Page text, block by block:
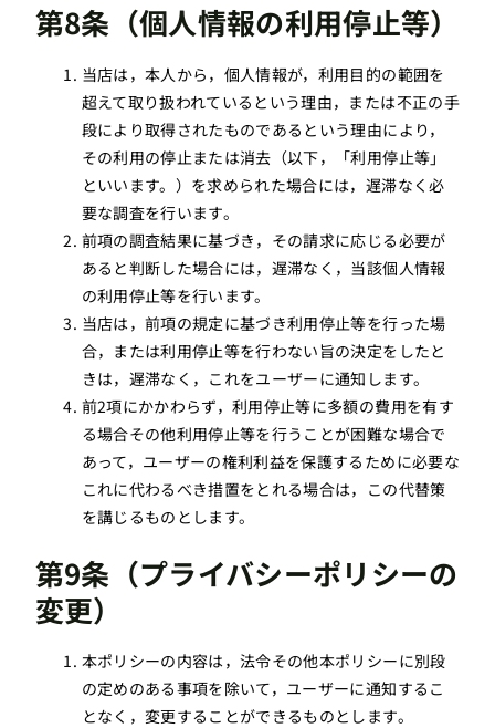
第8条（個人情報の利用停止等）
当店は，本人から，個人情報が，利用目的の範囲を
超えて取り扱われているという理由，または不正の手
段により取得されたものであるという理由により，
その利用の停止または消去（以下，「利用停止等」
といいます。）を求められた場合には，遅滞なく必
要な調査を行います。
前項の調査結果に基づき，その請求に応じる必要が
あると判断した場合には，遅滞なく，当該個人情報
の利用停止等を行います。
当店は，前項の規定に基づき利用停止等を行った場
合，または利用停止等を行わない旨の決定をしたと
きは，遅滞なく，これをユーザーに通知します。
前2項にかかわらず，利用停止等に多額の費用を有す
る場合その他利用停止等を行うことが困難な場合で
あって，ユーザーの権利利益を保護するために必要な
これに代わるべき措置をとれる場合は，この代替策
を講じるものとします。
第9条（プライバシーポリシーの
変更）
本ポリシーの内容は，法令その他本ポリシーに別段
の定めのある事項を除いて，ユーザーに通知するこ
となく，変更することができるものとします。